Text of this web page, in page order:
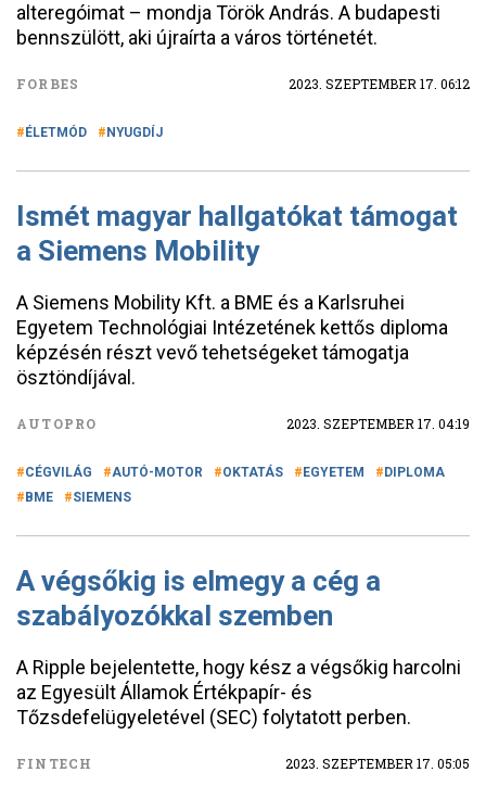
alteregóimat – mondja Török András. A budapesti
bennszülött, aki újraírta a város történetét.
FORBES 2023. SZEPTEMBER 17. 06:12
ÉLETMÓD NYUGDÍJ
Ismét magyar hallgatókat támogat
a Siemens Mobility
A Siemens Mobility Kft. a BME és a Karlsruhei
Egyetem Technológiai Intézetének kettős diploma
képzésén részt vevő tehetségeket támogatja
ösztöndíjával.
AUTOPRO 2023. SZEPTEMBER 17. 04:19
CÉGVILÁG AUTÓ-MOTOR OKTATÁS EGYETEM
DIPLOMA
BME
SIEMENS
A végsőkig is elmegy a cég a
szabályozókkal szemben
A Ripple bejelentette, hogy kész a végsőkig harcolni
az Egyesült Államok Értékpapír- és
Tőzsdefelügyeletével (SEC) folytatott perben.
FINTECH 2023. SZEPTEMBER 17. 05:05